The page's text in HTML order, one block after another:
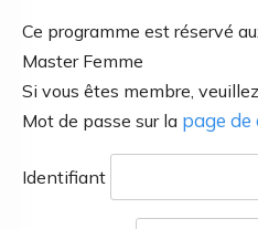
Ce programme est réservé
Master Femme
Si vous êtes membre,
Mot de passe sur la page de
Identifiant